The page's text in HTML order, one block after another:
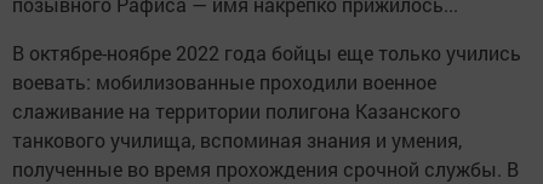
В октябре-ноябре 2022 года бойцы еще только учились
воевать: мобилизованные проходили военное
слаживание на территории полигона Казанского
танкового училища, вспоминая знания и умения,
полученные во время прохождения срочной службы. В